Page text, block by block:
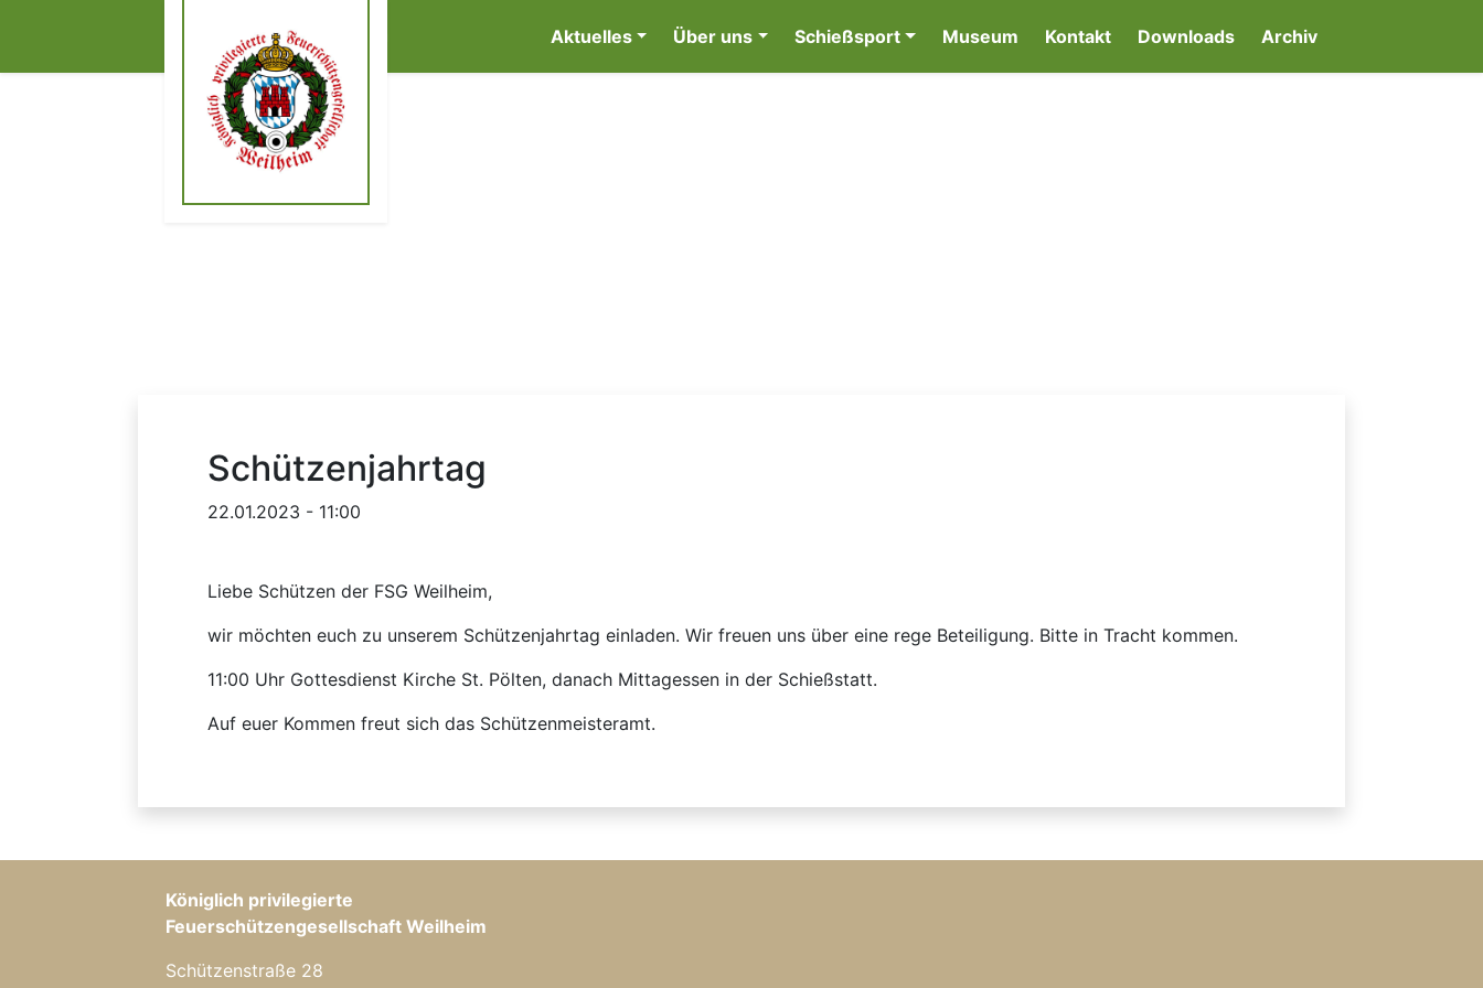
FSG Weilheim Aktuelles Über uns Schießsport Museum Kontakt Downloads Archiv
Schützenjahrtag
22.01.2023 - 11:00
Liebe Schützen der FSG Weilheim,
wir möchten euch zu unserem Schützenjahrtag einladen. Wir freuen uns über eine rege Beteiligung. Bitte in Tracht kommen.
11:00 Uhr Gottesdienst Kirche St. Pölten, danach Mittagessen in der Schießstatt.
Auf euer Kommen freut sich das Schützenmeisteramt.
Königlich privilegierte
Feuerschützengesellschaft Weilheim
Schützenstraße 28